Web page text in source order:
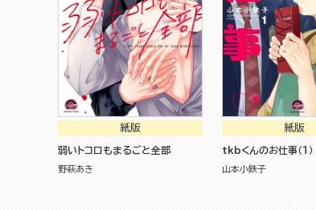
紙版
弱いトコロもまるごと全部
野萩あき
紙版
tkbくんのお仕事（１）
山本小鉄子